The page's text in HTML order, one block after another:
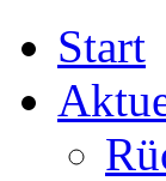
Start